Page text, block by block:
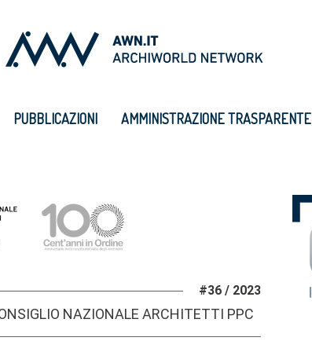
PUBBLICAZIONI AMMINISTRAZIONE TRASPARENTE